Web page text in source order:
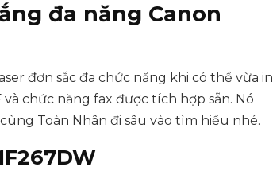
đa năng Canon
đơn sắc đa chức năng khi có thể vừa in
chức năng fax được tích hợp sẵn. Nó
Toàn Nhân đi sâu vào tìm hiểu nhé.